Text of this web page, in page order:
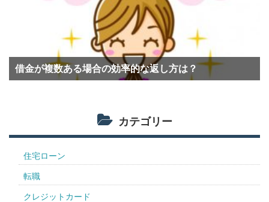
借金が複数ある場合の効率的な返し方は？
カテゴリー
住宅ローン
転職
クレジットカード